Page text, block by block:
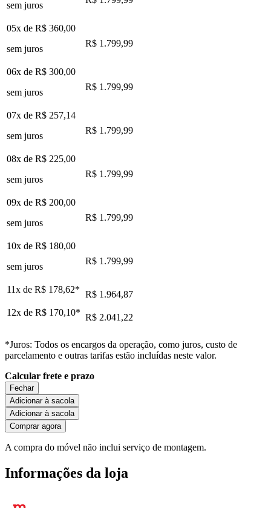
sem juros
05x de R$ 360,00
sem juros
R$ 1.799,99
06x de R$ 300,00
sem juros
R$ 1.799,99
07x de R$ 257,14
sem juros
R$ 1.799,99
08x de R$ 225,00
sem juros
R$ 1.799,99
09x de R$ 200,00
sem juros
R$ 1.799,99
10x de R$ 180,00
sem juros
R$ 1.799,99
11x de R$ 178,62* R$ 1.964,87
12x de R$ 170,10* R$ 2.041,22
*Juros: Todos os encargos da operação, como juros, custo de
parcelamento e outras tarifas estão incluídas neste valor.
Calcular frete e prazo
Fechar
Adicionar à sacola
Adicionar à sacola
Comprar agora
A compra do móvel não inclui serviço de montagem.
Informações da loja